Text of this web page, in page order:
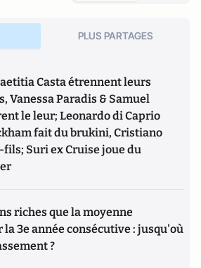
PLUS PARTAGES
Casta étrennent leurs
Vanessa Paradis & Samuel
le leur; Leonardo di Caprio
fait du brukini, Cristiano
Suri ex Cruise joue du
riches que la moyenne
3e année consécutive : jusqu'où
?